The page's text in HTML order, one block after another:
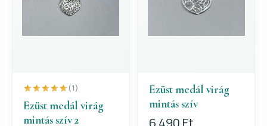
(1)
Ezüst medál virág
mintás szív 2
Ezüst medál virág
mintás szív
6 490 Ft